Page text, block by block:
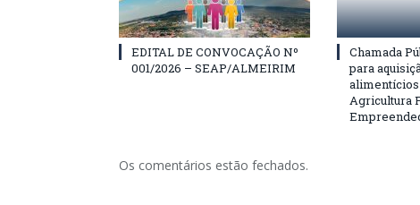
EDITAL DE CONVOCAÇÃO Nº
001/2026 – SEAP/ALMEIRIM
Chamada
para
Agricultura
Os comentários estão fechados.